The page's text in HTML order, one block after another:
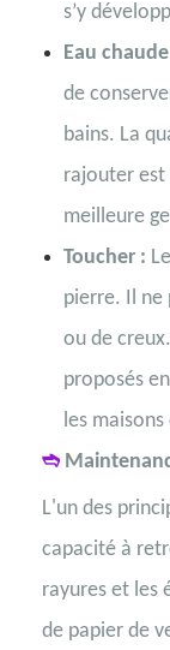
s’y
Eau
de
bains. La
rajouter est
meilleure
Toucher :
pierre. Il ne
ou de
proposés
les
➬
L'un des
capacité à
rayures et les
de papier de